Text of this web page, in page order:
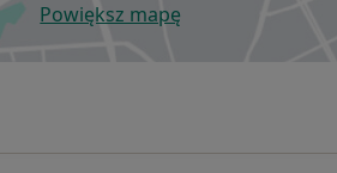
Powiększ mapęotwiera się w nowej karcie